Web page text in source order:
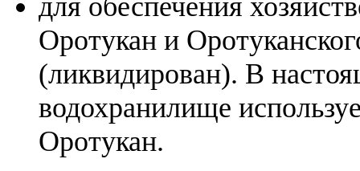
для обеспечения
Оротукан и
(ликвидирован). В
водохранилище
Оротукан.